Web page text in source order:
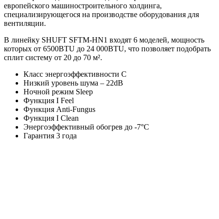
европейского машиностроительного холдинга,
специализирующегося на производстве оборудования для
вентиляции.
В линейку SHUFT SFTM-HN1 входят 6 моделей, мощность
которых от 6500BTU до 24 000BTU, что позволяет подобрать
сплит систему от 20 до 70 м².
Класс энергоэффективности C
Низкий уровень шума – 22dB
Ночной режим Sleep
Функция I Feel
Функция Anti-Fungus
Функция I Clean
Энергоэффективный обогрев до -7°C
Гарантия 3 года